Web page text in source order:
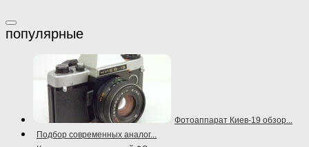
Фотоаппарат Киев-19 обзор...
Подбор современных аналог...